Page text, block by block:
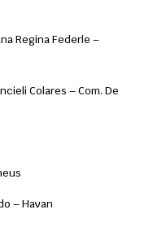
Regina Federle –
Colares – Com. De
Com Pneus
– Havan